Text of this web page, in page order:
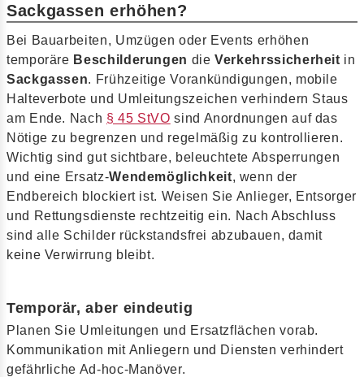
Sackgassen erhöhen?
Bei Bauarbeiten, Umzügen oder Events erhöhen
temporäre Beschilderungen dieVerkehrssicherheit in
Sackgassen. Frühzeitige Vorankündigungen, mobile
Halteverbote und Umleitungszeichen verhindern Staus
am Ende. Nach § 45 StVO sind Anordnungen auf das
Nötige zu begrenzen und regelmäßig zu kontrollieren.
Wichtig sind gut sichtbare, beleuchtete Absperrungen
und eine Ersatz-Wendemöglichkeit, wenn der
Endbereich blockiert ist. Weisen Sie Anlieger, Entsorger
und Rettungsdienste rechtzeitig ein. Nach Abschluss
sind alle Schilder rückstandsfrei abzubauen, damit
keine Verwirrung bleibt.
Temporär, aber eindeutig
Planen Sie Umleitungen und Ersatzflächen vorab.
Kommunikation mit Anliegern und Diensten verhindert
gefährliche Ad-hoc-Manöver.